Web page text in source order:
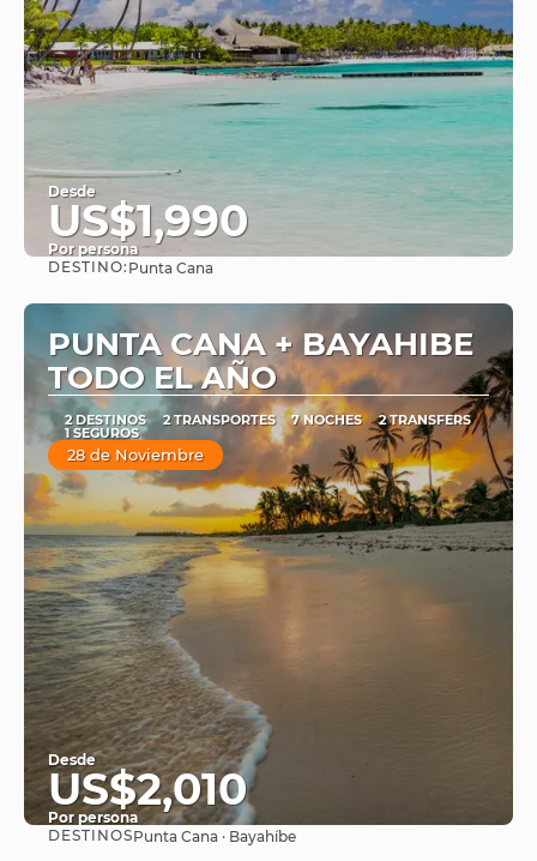
Desde
US$1,990
Por persona
DESTINO: Punta Cana
PUNTA CANA + BAYAHIBE
TODO EL AÑO
2 DESTINOS 2 TRANSPORTES 7 NOCHES 2 TRANSFERS
1 SEGUROS
28 de Noviembre
Desde
US$2,010
Por persona
Ver
DESTINOSPunta Cana · Bayahíbe